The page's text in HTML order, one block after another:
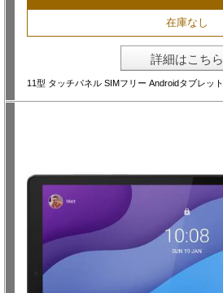
在庫なし
詳細はこちら
11型 タッチパネル SIMフリー Androidタブレット